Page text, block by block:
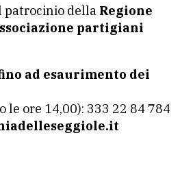
patrocinio della Regione
partigiani
ad esaurimento dei
le ore 14,00): 333 22 84 784